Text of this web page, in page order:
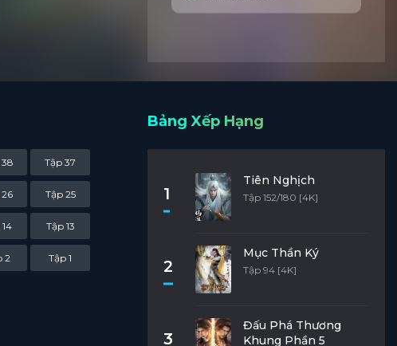
Tập 37
Tập 25
Tập 13
2 Tập 1
Bảng Xếp Hạng
1
Tiên Nghịch
Tập 152/180 [4K]
2
Mục Thần Ký
Tập 94 [4K]
3
Đấu Phá Thương
Khung Phần 5